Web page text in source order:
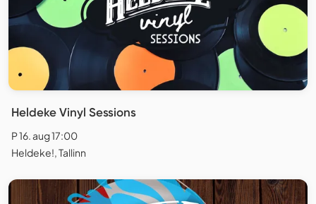
Heldeke Vinyl Sessions
P 16. aug 17:00
Heldeke!, Tallinn